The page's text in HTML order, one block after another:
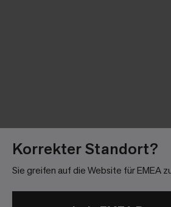
Korrekter Standort?
Sie greifen auf die Website für EMEA